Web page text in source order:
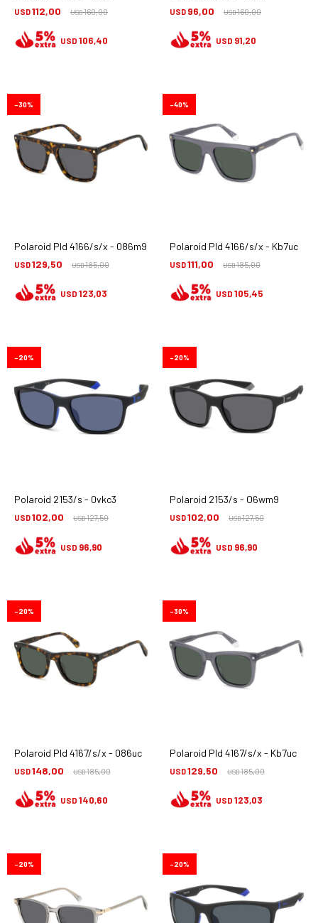
USD112,00 USD160,00
USD 106,40
USD 96,00 USD160,00
USD 91,20
Polaroid Pld 4166/s/x - 086m9
USD129,50 USD185,00
30
USD 123,03
Polaroid Pld 4166/s/x - Kb7uc
USD111,00 USD185,00
40
USD 105,45
Polaroid 2153/s - 0vkc3
USD102,00 USD127,50
20
USD 96,90
Polaroid 2153/s - O6wm9
USD102,00 USD127,50
20
USD 96,90
Polaroid Pld 4167/s/x - 086uc
USD148,00 USD185,00
20
USD 140,60
Polaroid Pld 4167/s/x - Kb7uc
USD129,50 USD185,00
30
USD 123,03
20 20